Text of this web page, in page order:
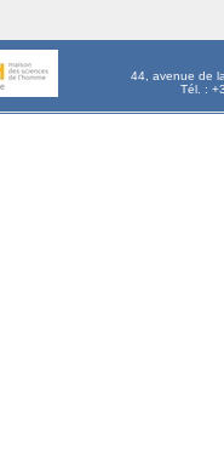
44, avenue de
Tél. :